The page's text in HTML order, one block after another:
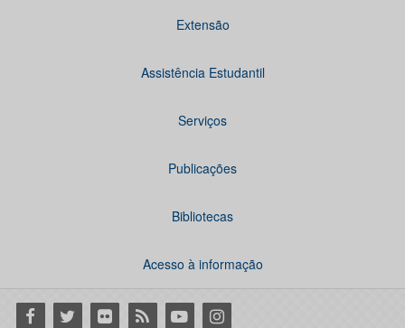
Extensão
Assistência Estudantil
Serviços
Publicações
Bibliotecas
Acesso à informação
Facebook
Twitter Flickr RSS YoutubeInstagram